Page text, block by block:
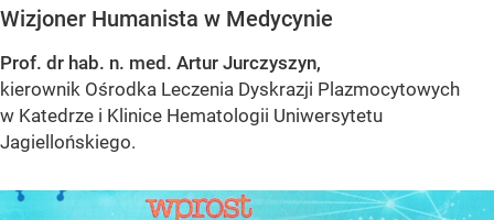
Wizjoner Humanista w Medycynie
Prof. dr hab. n. med. Artur Jurczyszyn,
kierownik Ośrodka Leczenia Dyskrazji Plazmocytowych
w Katedrze i Klinice Hematologii Uniwersytetu
Jagiellońskiego.